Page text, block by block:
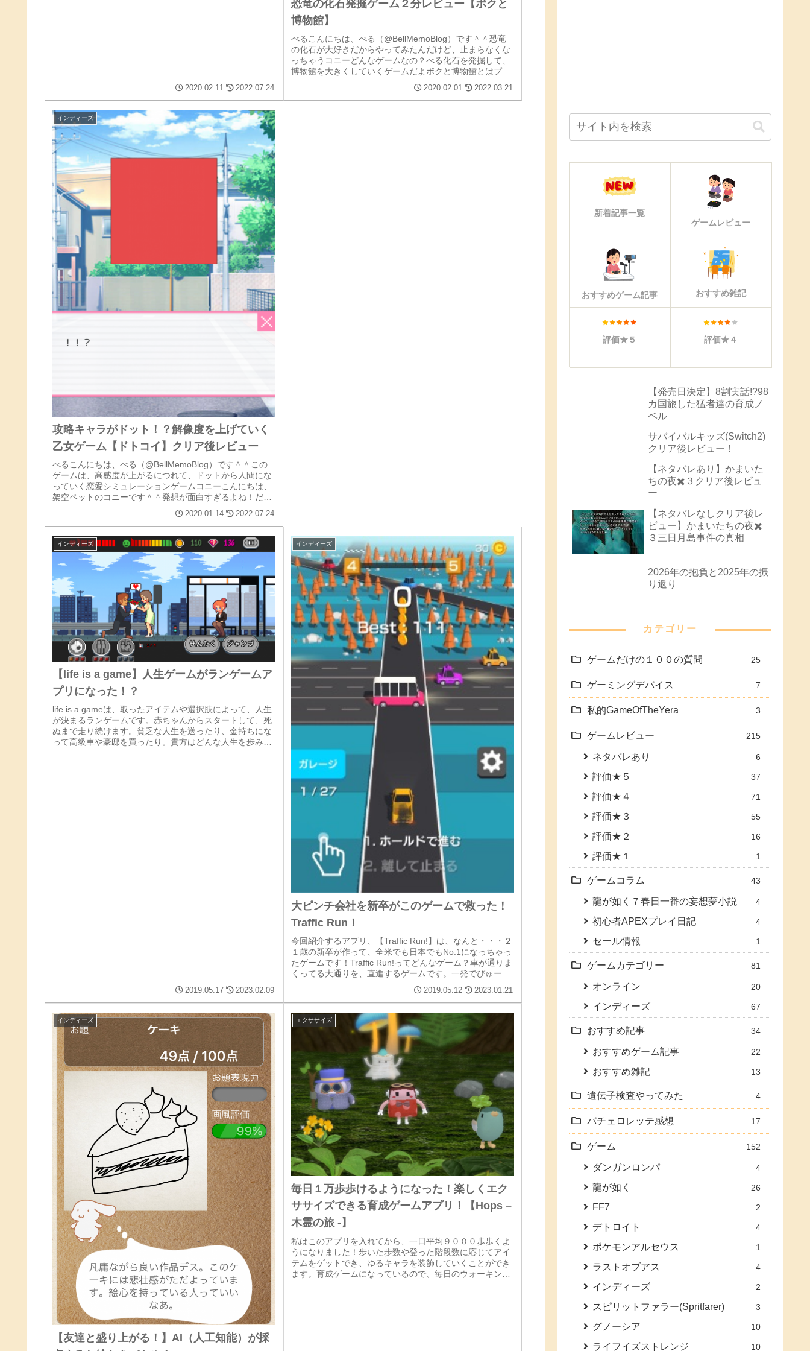
2020.02.11 2022.07.24
恐竜の化石発掘ゲーム２分レビュー【ボクと
博物館】
べるこんにちは、べる（@BellMemoBlog）です＾＾恐竜
の化石が大好きだからやってみたんだけど、止まらなくな
っちゃうコニーどんなゲームなの？べる化石を発掘して、
博物館を大きくしていくゲームだよボクと博物館とはプラ
2020.02.01 2022.03.21
インディーズ
攻略キャラがドット！？解像度を上げていく
乙女ゲーム【ドトコイ】クリア後レビュー
べるこんにちは、べる（@BellMemoBlog）です＾＾この
ゲームは、高感度が上がるにつれて、ドットから人間にな
っていく恋愛シミュレーションゲームコニーこんにちは、
架空ペットのコニーです＾＾発想が面白すぎるよね！だん
2020.01.14 2022.07.24
インディーズ
【life is a game】人生ゲームがランゲームア
プリになった！？
life is a gameは、取ったアイテムや選択肢によって、人生
が決まるランゲームです。赤ちゃんからスタートして、死
ぬまで走り続けます。貧乏な人生を送ったり、金持ちにな
って高級車や豪邸を買ったり。貴方はどんな人生を歩みた
2019.05.17 2023.02.09
インディーズ
大ピンチ会社を新卒がこのゲームで救った！
Traffic Run！
今回紹介するアプリ、【Traffic Run!】は、なんと・・・２
１歳の新卒が作って、全米でも日本でもNo.1になっちゃっ
たゲームです！Traffic Run!ってどんなゲーム？車が通りま
くってる大通りを、直進するゲームです。一発でびゅー
2019.05.12 2023.01.21
インディーズ
【友達と盛り上がる！】AI（人工知能）が採
エクササイズ
毎日１万歩歩けるようになった！楽しくエク
ササイズできる育成ゲームアプリ！【Hops –
木霊の旅 -】
私はこのアプリを入れてから、一日平均９０００歩歩くよ
うになりました！歩いた歩数や登った階段数に応じてアイ
テムをゲットでき、ゆるキャラを装飾していくことができ
ます。育成ゲームになっているので、毎日のウォーキング
新着記事一覧
ゲームレビュー
おすすめゲーム記事 おすすめ雑記
評価★５ 評価★４
【発売日決定】8割実話!?98
カ国旅した猛者達の育成ノ
ベル
サバイバルキッズ(Switch2)
クリア後レビュー！
【ネタバレあり】かまいた
ちの夜✖️３クリア後レビュ
ー
【ネタバレなしクリア後レ
ビュー】かまいたちの夜✖️
３三日月島事件の真相
2026年の抱負と2025年の振
り返り
カテゴリー
ゲームだけの１００の質問 25
ゲーミングデバイス 7
私的GameOfTheYera 3
ゲームレビュー 215
ネタバレあり 6
評価★５ 37
評価★４ 71
評価★３ 55
評価★２ 16
評価★１ 1
ゲームコラム 43
龍が如く７春日一番の妄想夢小説 4
初心者APEXプレイ日記 4
セール情報 1
ゲームカテゴリー 81
オンライン 20
インディーズ 67
おすすめ記事 34
おすすめゲーム記事 22
おすすめ雑記 13
遺伝子検査やってみた 4
バチェロレッテ感想 17
ゲーム 152
ダンガンロンパ 4
龍が如く 26
FF7 2
デトロイト 4
ポケモンアルセウス 1
ラストオブアス 4
インディーズ 2
スピリットファラー(Spritfarer) 3
グノーシア 10
ライフイズストレンジ 10